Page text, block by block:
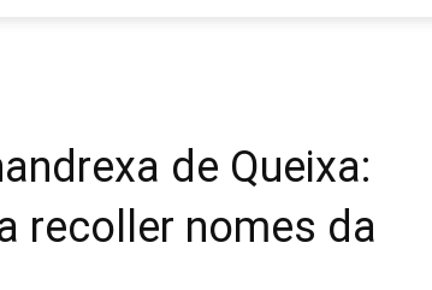
de Queixa:
recoller nomes da